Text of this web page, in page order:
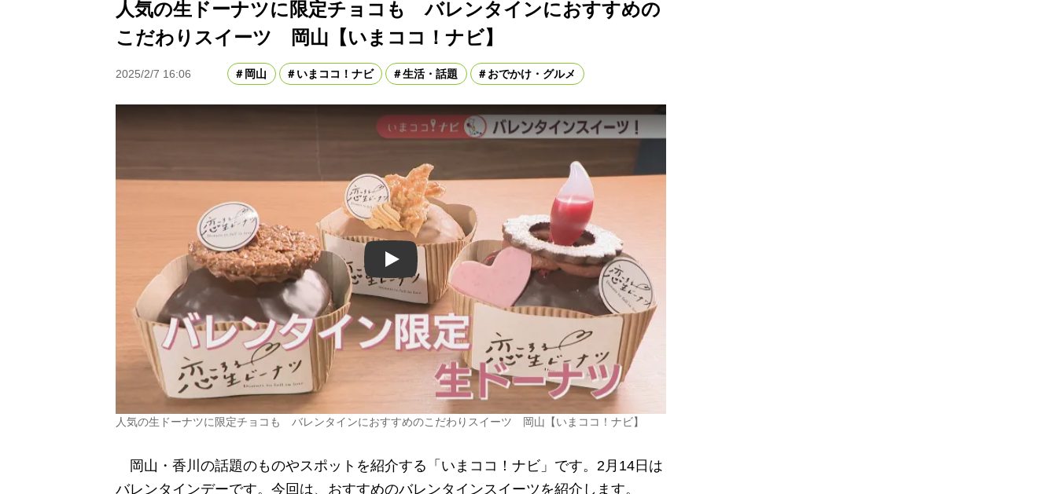
人気の生ドーナツに限定チョコも バレンタインにおすすめの
こだわりスイーツ 岡山【いまココ！ナビ】
2025/2/7 16:06 岡山 いまココ！ナビ 生活・話題 おでかけ・グルメ
Play
人気の生ドーナツに限定チョコも バレンタインにおすすめのこだわりスイーツ 岡山【いまココ！ナビ】
岡山・香川の話題のものやスポットを紹介する「いまココ！ナビ」です。2月14日は
バレンタインデーです。今回は、おすすめのバレンタインスイーツを紹介します。